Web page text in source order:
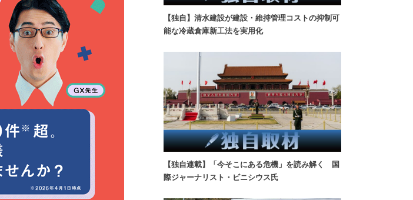
【独自】清水建設が建設・維持管理コストの抑制可
能な冷蔵倉庫新工法を実用化
【独自連載】「今そこにある危機」を読み解く 国
際ジャーナリスト・ビニシウス氏